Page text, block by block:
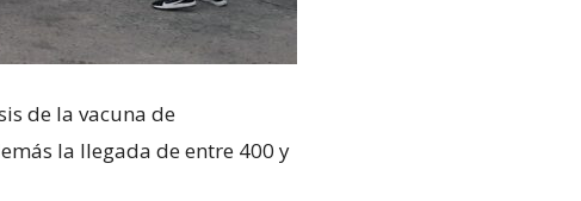
de la vacuna de
la llegada de entre 400 y